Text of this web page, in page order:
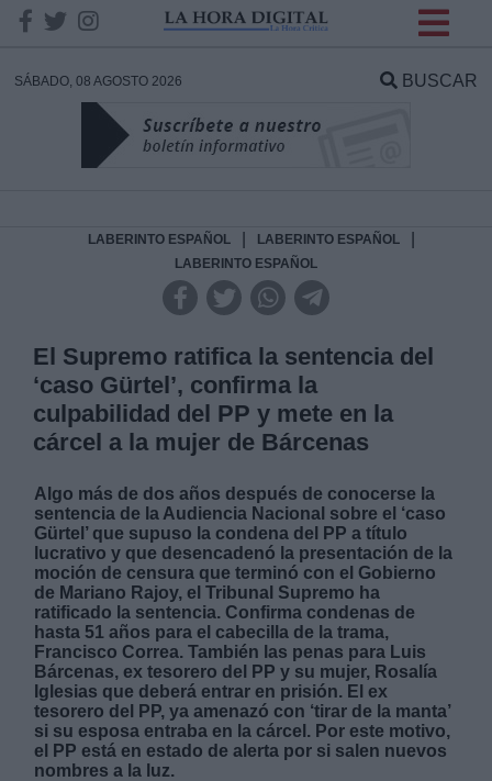
SÁBADO, 08 AGOSTO 2026 BUSCAR
LABERINTO ESPAÑOL LABERINTO ESPAÑOL
LABERINTO ESPAÑOL
El Supremo ratifica la sentencia del
‘caso Gürtel’, confirma la
culpabilidad del PP y mete en la
cárcel a la mujer de Bárcenas
Algo más de dos años después de conocerse la
sentencia de la Audiencia Nacional sobre el ‘caso
Gürtel’ que supuso la condena del PP a título
lucrativo y que desencadenó la presentación de la
moción de censura que terminó con el Gobierno
de Mariano Rajoy, el Tribunal Supremo ha
ratificado la sentencia. Confirma condenas de
hasta 51 años para el cabecilla de la trama,
Francisco Correa. También las penas para Luis
Bárcenas, ex tesorero del PP y su mujer, Rosalía
Iglesias que deberá entrar en prisión. El ex
tesorero del PP, ya amenazó con ‘tirar de la manta’
si su esposa entraba en la cárcel. Por este motivo,
el PP está en estado de alerta por si salen nuevos
nombres a la luz.
DATOS
Responsable:
Destinatarios:
Derechos:
link
Información adicional
link